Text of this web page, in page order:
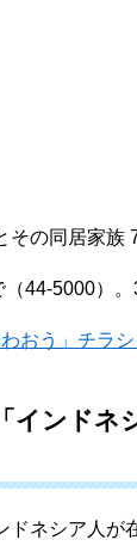
の同居家族
44-5000）。
おう」チラ
ンドネ
ネシア人が